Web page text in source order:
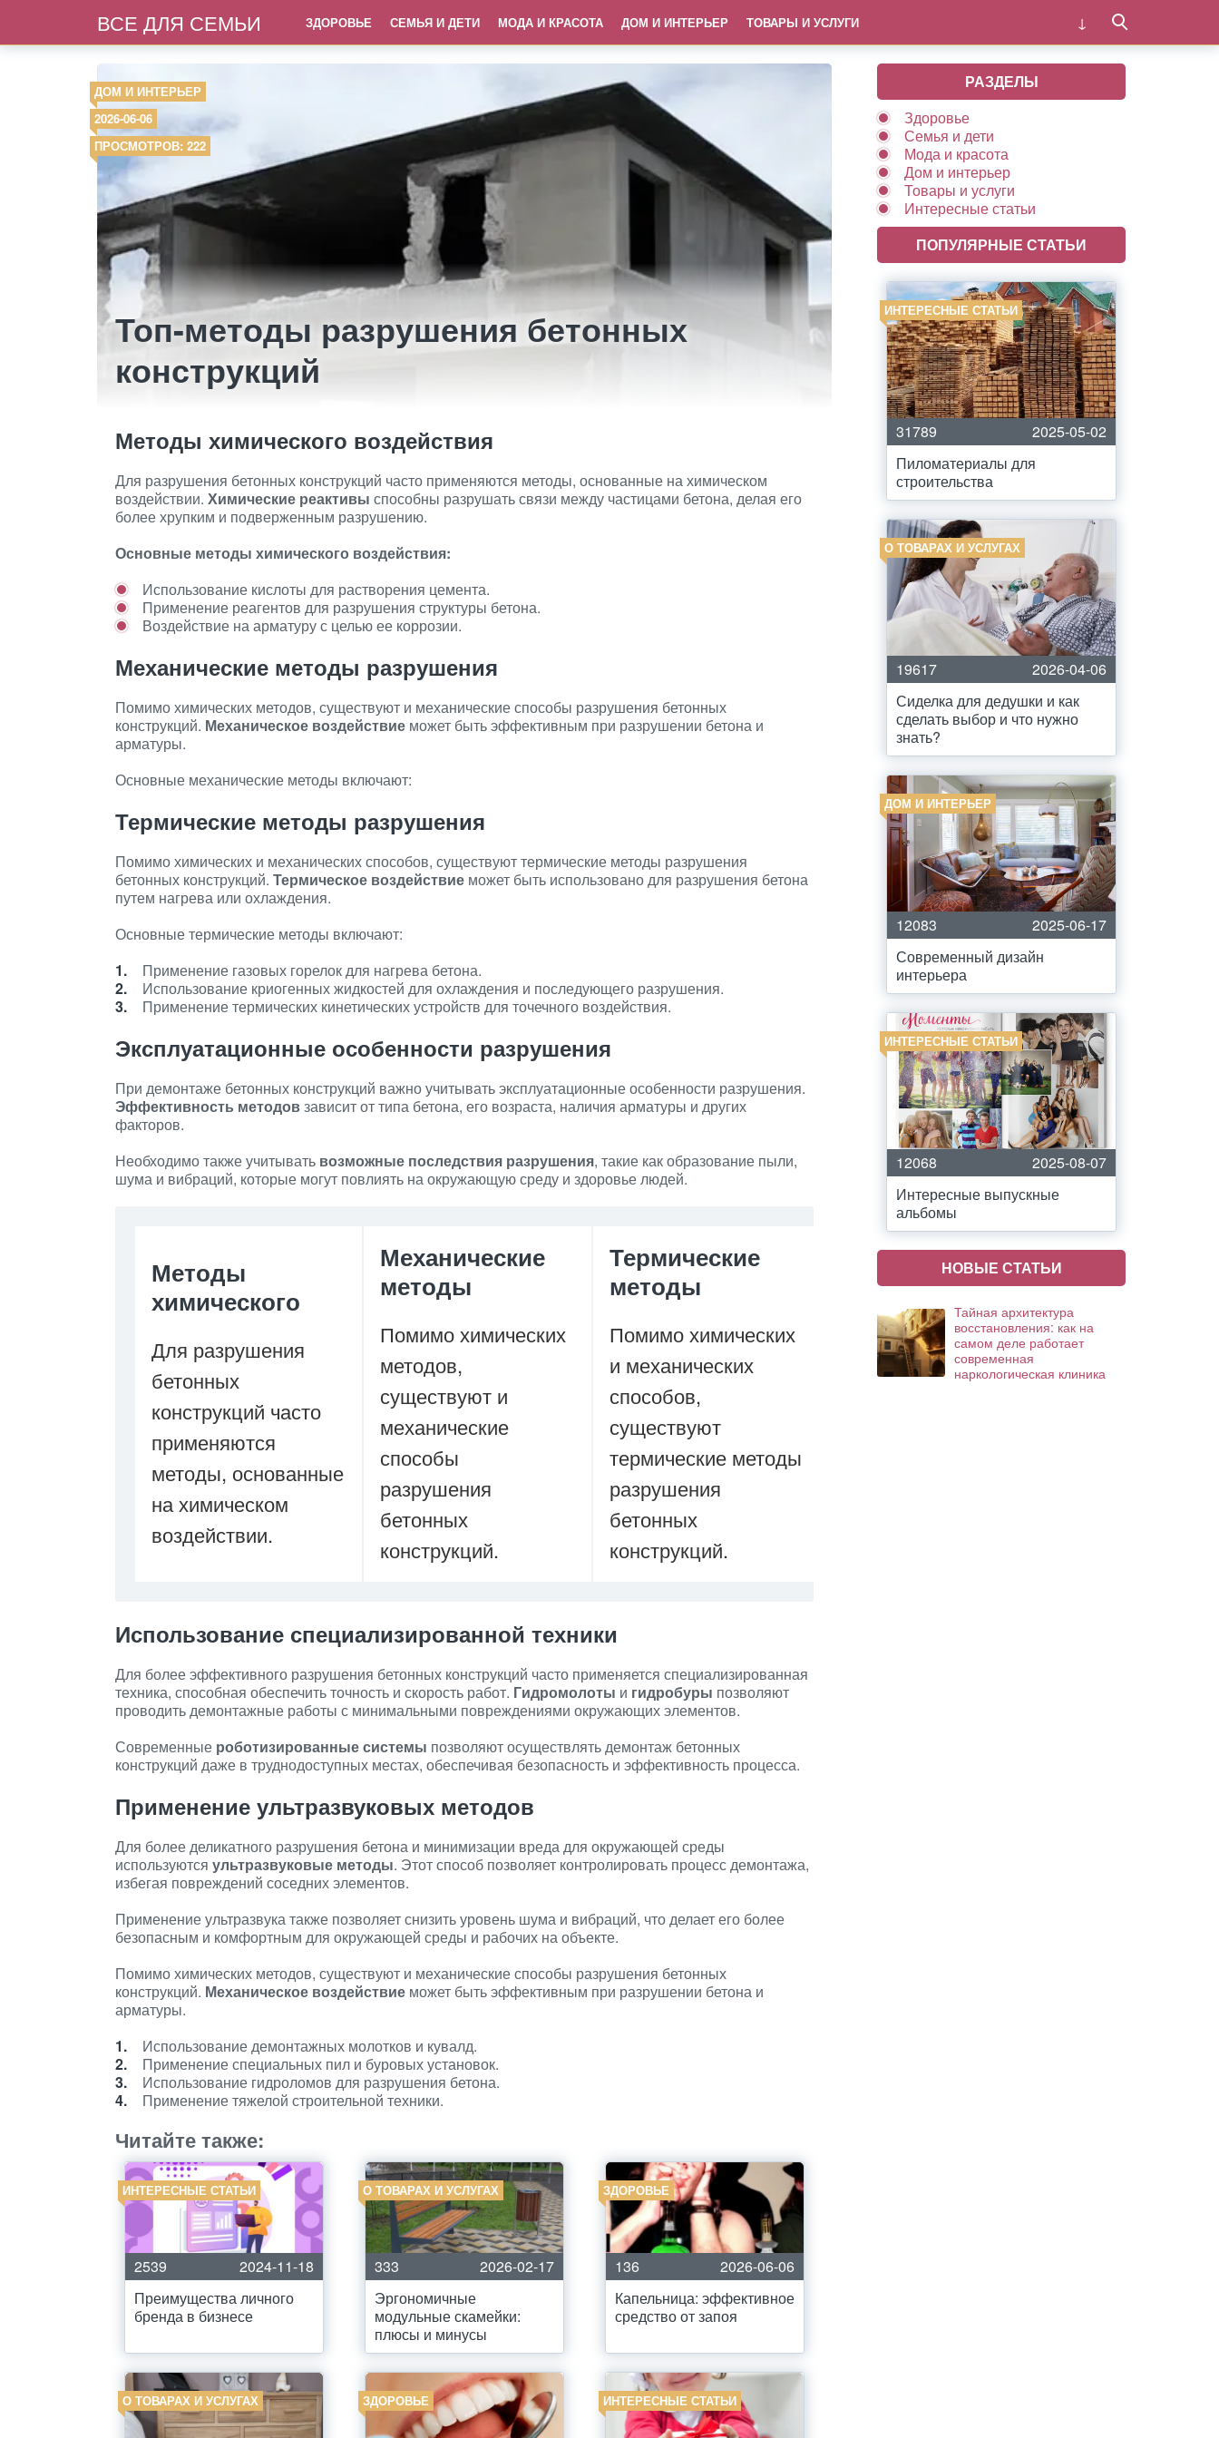
ВСЕ ДЛЯ СЕМЬИ ЗДОРОВЬЕ СЕМЬЯ И ДЕТИ МОДА И КРАСОТА ДОМ И ИНТЕРЬЕР ТОВАРЫ И УСЛУГИ
ДОМ И ИНТЕРЬЕР
2026-06-06
ПРОСМОТРОВ: 222
Топ-методы разрушения бетонных
конструкций
Методы химического воздействия
Для разрушения бетонных конструкций часто применяются методы, основанные на химическом
воздействии. Химические реактивы способны разрушать связи между частицами бетона, делая его
более хрупким и подверженным разрушению.
Основные методы химического воздействия:
Использование кислоты для растворения цемента.
Применение реагентов для разрушения структуры бетона.
Воздействие на арматуру с целью ее коррозии.
Механические методы разрушения
Помимо химических методов, существуют и механические способы разрушения бетонных
конструкций. Механическое воздействие может быть эффективным при разрушении бетона и
арматуры.
Основные механические методы включают:
Термические методы разрушения
Помимо химических и механических способов, существуют термические методы разрушения
бетонных конструкций. Термическое воздействие может быть использовано для разрушения бетона
путем нагрева или охлаждения.
Основные термические методы включают:
Применение газовых горелок для нагрева бетона.
Использование криогенных жидкостей для охлаждения и последующего разрушения.
Применение термических кинетических устройств для точечного воздействия.
Эксплуатационные особенности разрушения
При демонтаже бетонных конструкций важно учитывать эксплуатационные особенности разрушения.
Эффективность методовзависит от типа бетона, его возраста, наличия арматуры и других
факторов.
Необходимо также учитывать возможные последствия разрушения, такие как образование пыли,
шума и вибраций, которые могут повлиять на окружающую среду и здоровье людей.
Методы
химического
Для разрушения
бетонных
конструкций часто
применяются
методы, основанные
на химическом
воздействии.
Механические
методы
Помимо химических
методов,
существуют и
механические
способы
разрушения
бетонных
конструкций.
Термические
методы
Помимо химических
и механических
способов,
существуют
термические методы
разрушения
бетонных
конструкций.
Использование специализированной техники
Для более эффективного разрушения бетонных конструкций часто применяется специализированная
техника, способная обеспечить точность и скорость работ. Гидромолоты и гидробуры позволяют
проводить демонтажные работы с минимальными повреждениями окружающих элементов.
Современные роботизированные системы позволяют осуществлять демонтаж бетонных
конструкций даже в труднодоступных местах, обеспечивая безопасность и эффективность процесса.
Применение ультразвуковых методов
Для более деликатного разрушения бетона и минимизации вреда для окружающей среды
используются ультразвуковые методы. Этот способ позволяет контролировать процесс демонтажа,
избегая повреждений соседних элементов.
Применение ультразвука также позволяет снизить уровень шума и вибраций, что делает его более
безопасным и комфортным для окружающей среды и рабочих на объекте.
Помимо химических методов, существуют и механические способы разрушения бетонных
конструкций. Механическое воздействие может быть эффективным при разрушении бетона и
арматуры.
Использование демонтажных молотков и кувалд.
Применение специальных пил и буровых установок.
Использование гидроломов для разрушения бетона.
Применение тяжелой строительной техники.
Читайте также:
ИНТЕРЕСНЫЕ СТАТЬИ
2539
2024-11-18
Преимущества личного
бренда в бизнесе
О ТОВАРАХ И УСЛУГАХ
333
2026-02-17
Эргономичные
модульные скамейки:
плюсы и минусы
ЗДОРОВЬЕ
136
2026-06-06
Капельница: эффективное
средство от запоя
О ТОВАРАХ И УСЛУГАХ ЗДОРОВЬЕ ИНТЕРЕСНЫЕ СТАТЬИ
РАЗДЕЛЫ
Здоровье
Семья и дети
Мода и красота
Дом и интерьер
Товары и услуги
Интересные статьи
ПОПУЛЯРНЫЕ СТАТЬИ
ИНТЕРЕСНЫЕ СТАТЬИ
31789
2025-05-02
Пиломатериалы для
строительства
О ТОВАРАХ И УСЛУГАХ
19617
2026-04-06
Сиделка для дедушки и как
сделать выбор и что нужно
знать?
ДОМ И ИНТЕРЬЕР
12083
2025-06-17
Современный дизайн
интерьера
ИНТЕРЕСНЫЕ СТАТЬИ
12068
2025-08-07
Интересные выпускные
альбомы
НОВЫЕ СТАТЬИ
Тайная архитектура
восстановления: как на
самом деле работает
современная
наркологическая клиника